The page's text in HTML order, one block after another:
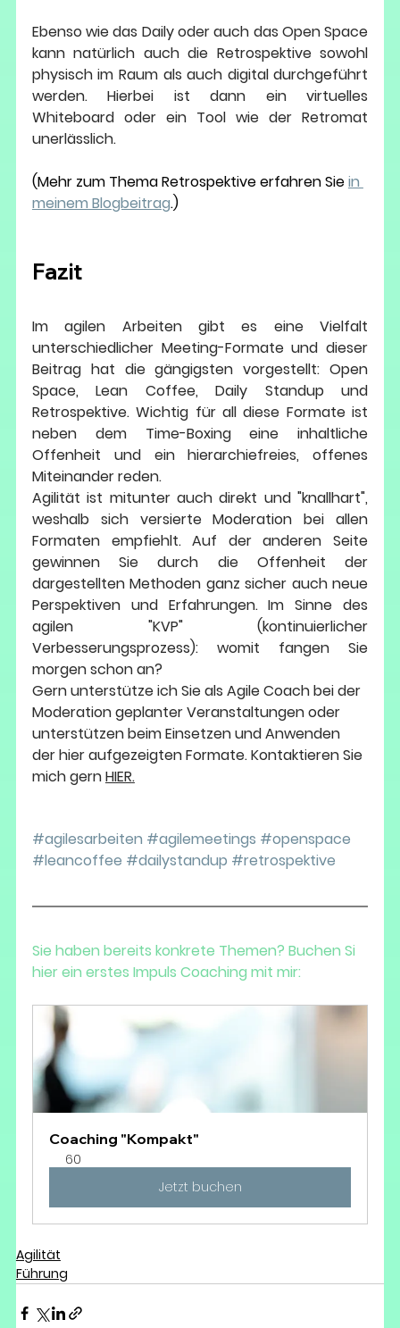
Ebenso wie das Daily oder auch das Open Space
kann natürlich auch die Retrospektive sowohl
physisch im Raum als auch digital durchgeführt
werden. Hierbei ist dann ein virtuelles
Whiteboard oder ein Tool wie der Retromat
unerlässlich.
(Mehr zum Thema Retrospektive erfahren Sie in
meinem Blogbeitrag.)
Fazit
Im agilen Arbeiten gibt es eine Vielfalt
unterschiedlicher Meeting-Formate und dieser
Beitrag hat die gängigsten vorgestellt: Open
Space, Lean Coffee, Daily Standup und
Retrospektive. Wichtig für all diese Formate ist
neben dem Time-Boxing eine inhaltliche
Offenheit und ein hierarchiefreies, offenes
Miteinander reden.
Agilität ist mitunter auch direkt und "knallhart",
weshalb sich versierte Moderation bei allen
Formaten empfiehlt. Auf der anderen Seite
gewinnen Sie durch die Offenheit der
dargestellten Methoden ganz sicher auch neue
Perspektiven und Erfahrungen. Im Sinne des
agilen "KVP" (kontinuierlicher
Verbesserungsprozess): womit fangen Sie
morgen schon an?
Gern unterstütze ich Sie als Agile Coach bei der
Moderation geplanter Veranstaltungen oder
unterstützen beim Einsetzen und Anwenden
der hier aufgezeigten Formate. Kontaktieren Sie
mich gern HIER.
#agilesarbeiten #agilemeetings #openspace
#leancoffee #dailystandup #retrospektive
Sie haben bereits konkrete Themen? Buchen Si
hier ein erstes Impuls Coaching mit mir:
Coaching "Kompakt"
60
Jetzt buchen
Agilität
Führung